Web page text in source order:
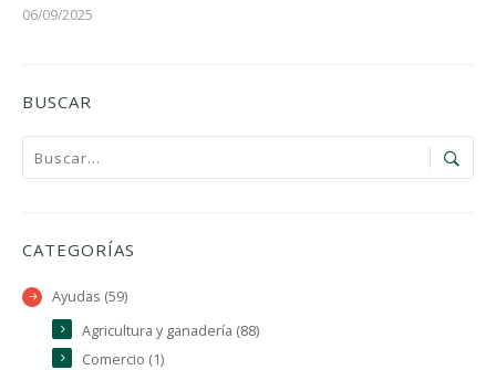
06/09/2025
BUSCAR
CATEGORÍAS
Ayudas (59)
Agricultura y ganadería (88)
Comercio (1)